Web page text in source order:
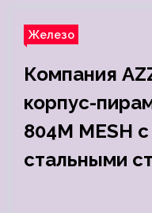
Железо
Компания
корпус-
804M MESH
стальными